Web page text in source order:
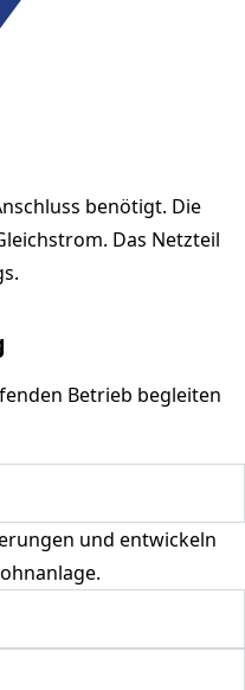
benötigt. Die
Das Netzteil
Betrieb begleiten
und entwickeln